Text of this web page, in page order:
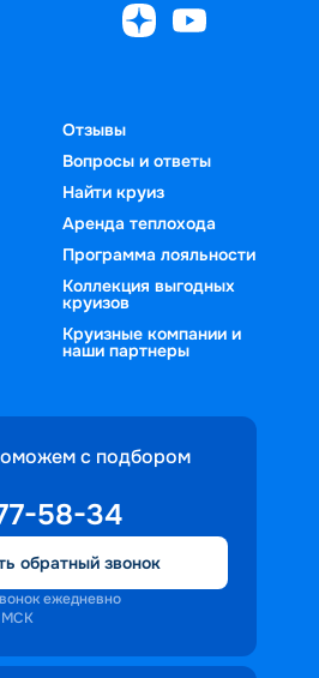
Отзывы
Вопросы и ответы
Найти круиз
Аренда теплохода
Программа лояльности
Коллекция выгодных
круизов
Круизные компании и
наши партнеры
с подбором
58-34
обратный звонок
ежедневно
МСК